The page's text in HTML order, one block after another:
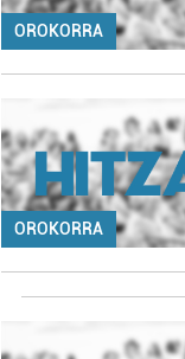
OROKORRA
OROKORRA